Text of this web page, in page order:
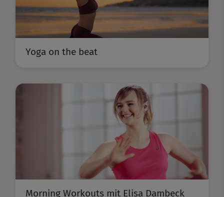
Yoga on the beat
Morning Workouts mit Elisa Dambeck